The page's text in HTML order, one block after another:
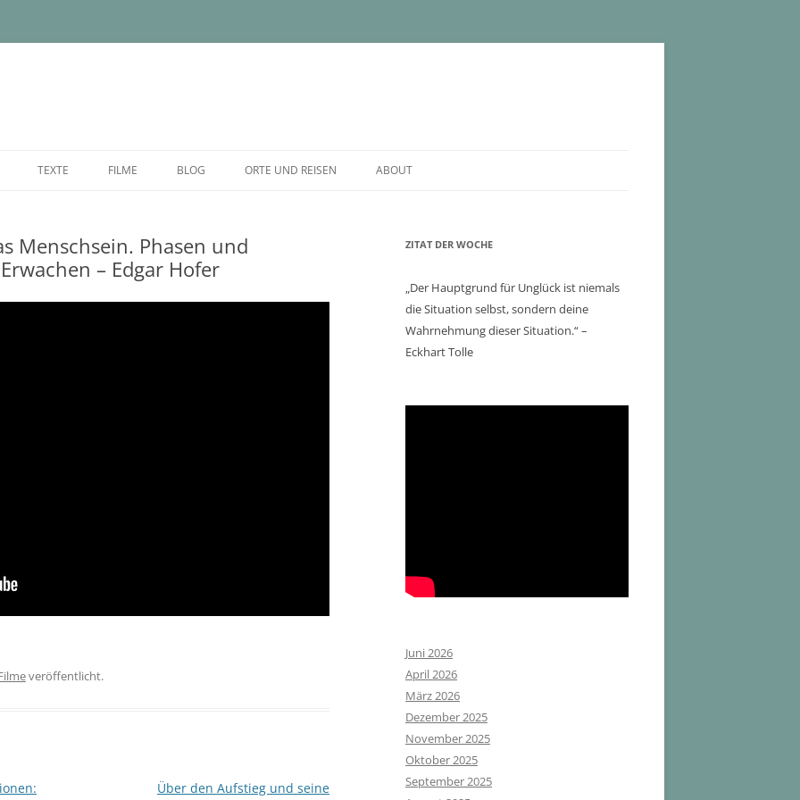
TEXTE FILME BLOG ORTE UND REISEN ABOUT
Menschsein. Phasen und
– Edgar Hofer
veröffentlicht.
Über den Aufstieg und seine
ZITAT DER WOCHE
„Der Hauptgrund für Unglück ist niemals
die Situation selbst, sondern deine
Wahrnehmung dieser Situation.“ –
Eckhart Tolle
Juni 2026
April 2026
März 2026
Dezember 2025
November 2025
Oktober 2025
September 2025